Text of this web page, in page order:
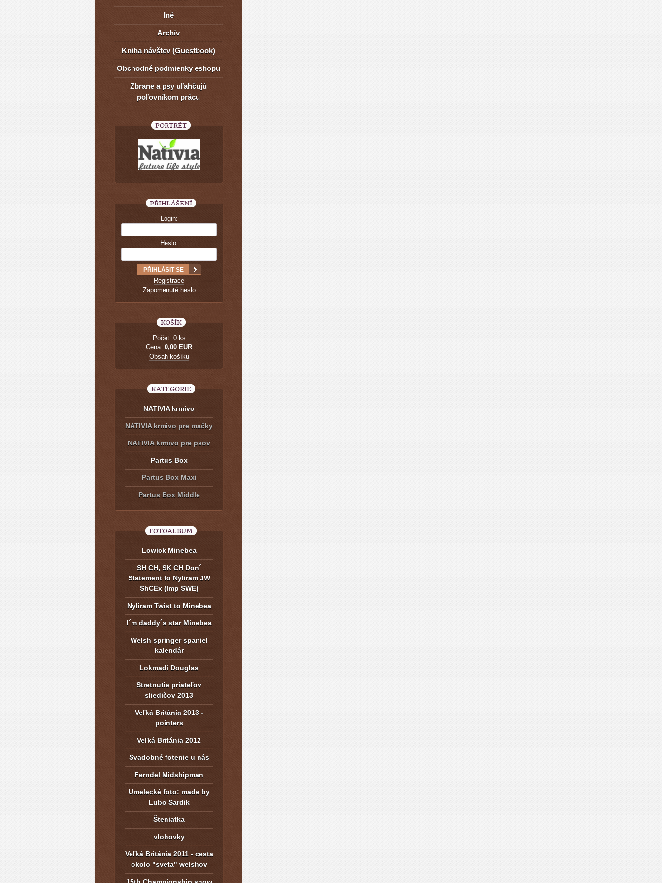
Iné
Archív
Kniha návštev (Guestbook)
Obchodné podmienky eshopu
Zbrane a psy uľahčujú
poľovníkom prácu
PORTRÉT
PŘIHLÁŠENÍ
Login:
Heslo:
Registrace
Zapomenuté heslo
KOŠÍK
Počet: 0 ks
Cena: 0,00 EUR
Obsah košíku
KATEGORIE
NATIVIA krmivo
NATIVIA krmivo pre mačky
NATIVIA krmivo pre psov
Partus Box
Partus Box Maxi
Partus Box Middle
FOTOALBUM
Lowick Minebea
SH CH, SK CH Don´
Statement to Nyliram JW
ShCEx (Imp SWE)
Nyliram Twist to Minebea
I´m daddy´s star Minebea
Welsh springer spaniel
kalendár
Lokmadi Douglas
Stretnutie priateľov
sliedičov 2013
Veľká Británia 2013 -
pointers
Veľká Británia 2012
Svadobné fotenie u nás
Ferndel Midshipman
Umelecké foto: made by
Lubo Sardik
Šteniatka
vlohovky
Veľká Británia 2011 - cesta
okolo "sveta" welshov